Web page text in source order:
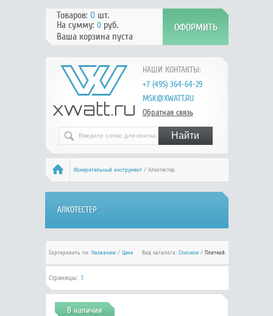
НАШИ КОНТАКТЫ:
+7 (495) 364-64-29
MSK@XWATT.RU
Обратная связь
Товаров: 0шт.
На сумму: 0руб.
Ваша корзина пуста
Измерительный инструмент/ Алкотестер
АЛКОТЕСТЕР
Сортировать по: Названию/ Цене Вид каталога: Списком/ Плиткой
Страницы: 1
В наличии